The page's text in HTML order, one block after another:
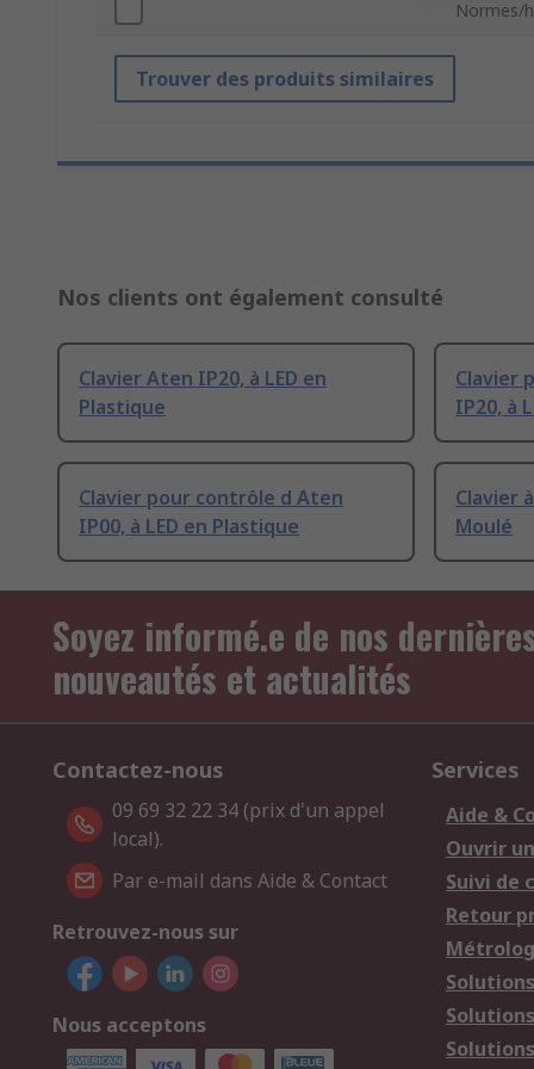
Normes/
Trouver des produits similaires
Nos clients ont également consulté
Clavier Aten IP20, à LED en
Plastique
Clavier
IP20, à
Clavier pour contrôle d Aten
IP00, à LED en Plastique
Clavier
Moulé
Soyez informé.e de nos
nouveautés et actualités
Contactez-nous
09 69 32 22 34 (prix d'un appel
local).
Par e-mail dans Aide & Contact
Retrouvez-nous sur
Nous acceptons
Services
Aide &
Ouvrir
Suivi de
Retour